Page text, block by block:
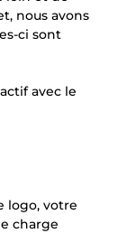
nous avons
ci sont
avec le
logo, votre
charge